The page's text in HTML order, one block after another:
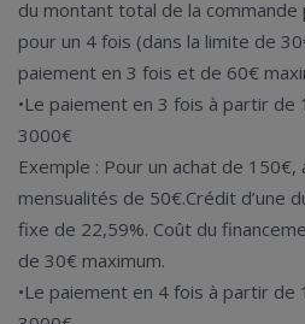
du montant total de la
pour un 4 fois (dans la limite de
paiement en 3 fois et de 60€
•Le paiement en 3 fois à partir de
3000€
Exemple : Pour un achat de
mensualités de 50€.Crédit d’une
fixe de 22,59%. Coût du
de 30€ maximum.
•Le paiement en 4 fois à partir de